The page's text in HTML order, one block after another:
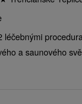
léčebnými
a saunového